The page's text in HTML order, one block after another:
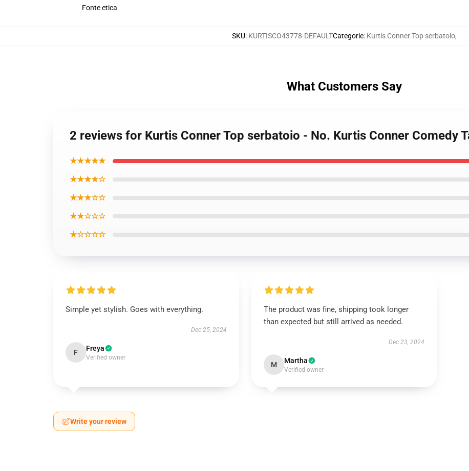
Fonte etica
SKU: KURTISCO43778-DEFAULTCategorie: Kurtis Conner Top serbatoio,
What Customers Say
2 reviews for Kurtis Conner Top serbatoio - No. Kurtis Conner Comedy
★★★★★
★★★★☆
★★★☆☆
★★☆☆☆
★☆☆☆☆
Simple yet stylish. Goes with everything.
Dec 25, 2024
F Freya
Verified owner
The product was fine, shipping took longer
than expected but still arrived as needed.
Dec 23, 2024
M Martha
Verified owner
Write your review